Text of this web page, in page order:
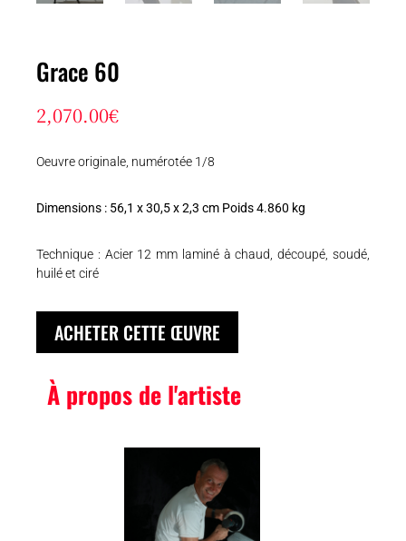
Grace 60
2,070.00€
Oeuvre originale, numérotée 1/8
Dimensions : 56,1 x 30,5 x 2,3 cm Poids 4.860 kg
Technique : Acier 12 mm laminé à chaud, découpé, soudé,
huilé et ciré
ACHETER CETTE ŒUVRE
À propos de l'artiste